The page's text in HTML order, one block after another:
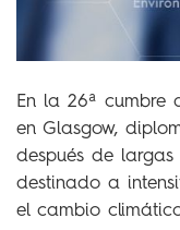
En la 26ª cumbre
en Glasgow,
después de largas
destinado a
el cambio